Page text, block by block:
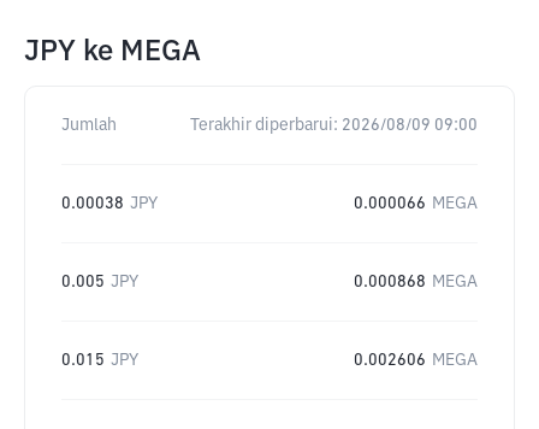
JPY ke MEGA
Jumlah Terakhir diperbarui: 2026/08/09 09:00
0.00038 JPY 0.000066 MEGA
0.005 JPY 0.000868 MEGA
0.015 JPY 0.002606 MEGA